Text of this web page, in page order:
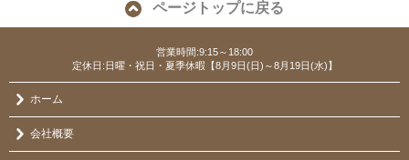
ページトップに戻る
営業時間:9:15～18:00
定休日:日曜・祝日・夏季休暇【8月9日(日)～8月19日(水)】
ホーム
会社概要